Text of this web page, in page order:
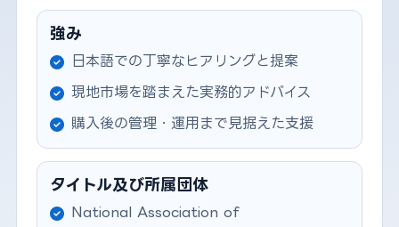
強み
日本語での丁寧なヒアリングと提案
現地市場を踏まえた実務的アドバイス
購入後の管理・運用まで見据えた支援
タイトル及び所属団体
National Association of